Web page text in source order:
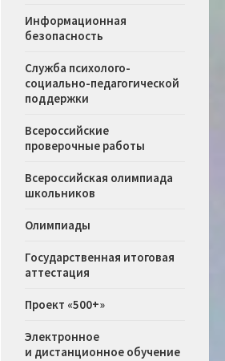
Информационная
безопасность
Служба психолого-
социально-педагогической
поддержки
Всероссийские
проверочные работы
Всероссийская олимпиада
школьников
Олимпиады
Государственная итоговая
аттестация
Проект «500+»
Электронное
и дистанционное обучение